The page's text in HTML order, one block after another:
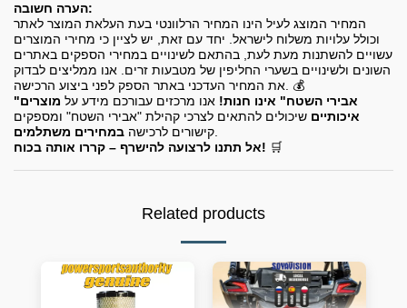
הערה חשובה:
המחיר המוצג לעיל הינו המחיר הרלוונטי בעת העלאת המוצר לאתר
וכולל עלויות משלוח לישראל. יחד עם זאת, יש לציין כי מחירי המוצרים
עשויים להשתנות מעת לעת, בהתאם לשינויים במחירי הספקים באתרים
השונים ולשינויים בשערי החליפין של מטבעות זרים. אנו ממליצים לבדוק
את המחיר העדכני באתר הספק לפני ביצוע הרכישה. 💰
"אבירי השטח" אינו חנות! אנו מרכזים עבורכם מידע על מוצרים
איכותיים שיכולים להתאים לצרכי קהילת "אבירי השטח" ומספקים
קישורים לרכישה במחירים משתלמים
אל תתנו לרצועה להישרף – קררו אותה בכוח! 🛒
Related products